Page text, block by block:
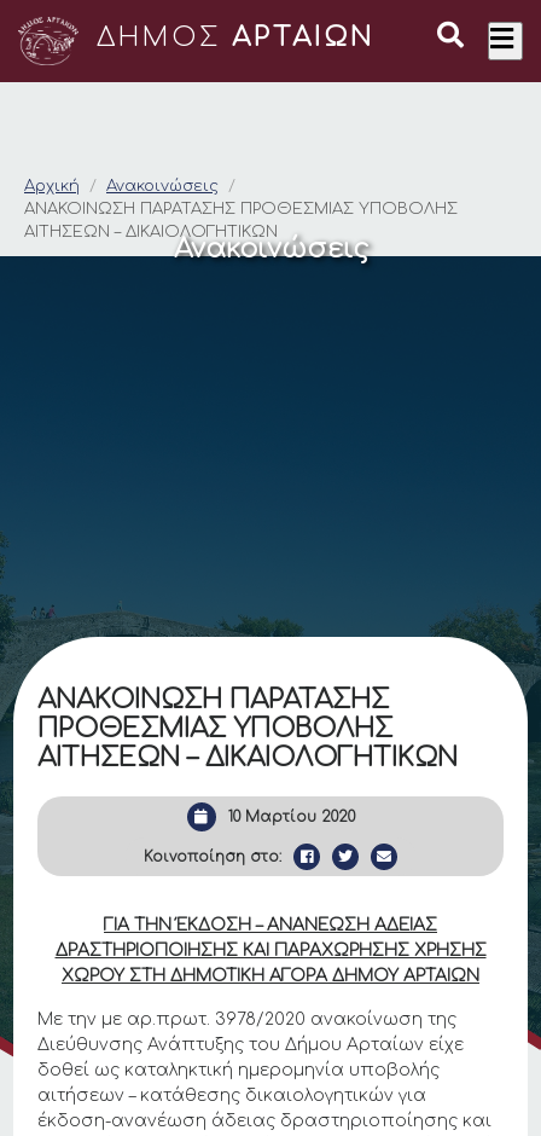
ΔΗΜΟΣ ΑΡΤΑΙΩΝ
ΑΝΑΚΟΙΝΩΣΗ
Αρχική
Ανακοινώσεις
ΑΝΑΚΟΙΝΩΣΗ ΠΑΡΑΤΑΣΗΣ ΠΡΟΘΕΣΜΙΑΣ ΥΠΟΒΟΛΗΣ
ΑΙΤΗΣΕΩΝ – ΔΙΚΑΙΟΛΟΓΗΤΙΚΩΝ
Ανακοινώσεις
ΑΝΑΚΟΙΝΩΣΗ ΠΑΡΑΤΑΣΗΣ
ΠΡΟΘΕΣΜΙΑΣ ΥΠΟΒΟΛΗΣ
ΑΙΤΗΣΕΩΝ – ΔΙΚΑΙΟΛΟΓΗΤΙΚΩΝ
10 Μαρτίου 2020
Κοινοποίηση στο:
ΓΙΑ ΤΗΝ ΈΚΔΟΣΗ – ΑΝΑΝΕΩΣΗ ΑΔΕΙΑΣ
ΔΡΑΣΤΗΡΙΟΠΟΙΗΣΗΣ ΚΑΙ ΠΑΡΑΧΩΡΗΣΗΣ ΧΡΗΣΗΣ
ΧΩΡΟΥ ΣΤΗ ΔΗΜΟΤΙΚΗ ΑΓΟΡΑ ΔΗΜΟΥ ΑΡΤΑΙΩΝ
Με την με αρ.πρωτ. 3978/2020 ανακοίνωση της
Διεύθυνσης Ανάπτυξης του Δήμου Αρταίων είχε
δοθεί ως καταληκτική ημερομηνία υποβολής
αιτήσεων – κατάθεσης δικαιολογητικών για
έκδοση-ανανέωση άδειας δραστηριοποίησης και